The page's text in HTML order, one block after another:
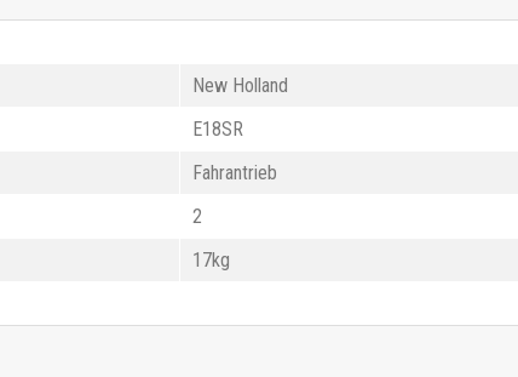
New Holland
E18SR
Fahrantrieb
2
17kg